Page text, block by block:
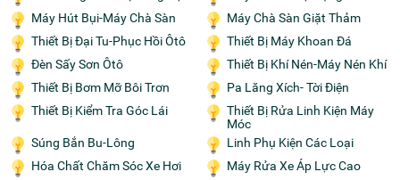
Máy Hút Bụi-Máy Chà Sàn
Máy Chà Sàn Giặt Thảm
Thiết Bị Đại Tu-Phục Hồi Ôtô
Thiết Bị Máy Khoan Đá
Đèn Sấy Sơn Ôtô
Thiết Bị Khí Nén-Máy Nén Khí
Thiết Bị Bơm Mỡ Bôi Trơn
Pa Lăng Xích- Tời Điện
Thiết Bị Kiểm Tra Góc Lái
Thiết Bị Rửa Linh Kiện Máy
Móc
Súng Bắn Bu-Lông
Linh Phụ Kiện Các Loại
Hóa Chất Chăm Sóc Xe Hơi
Máy Rửa Xe Áp Lực Cao